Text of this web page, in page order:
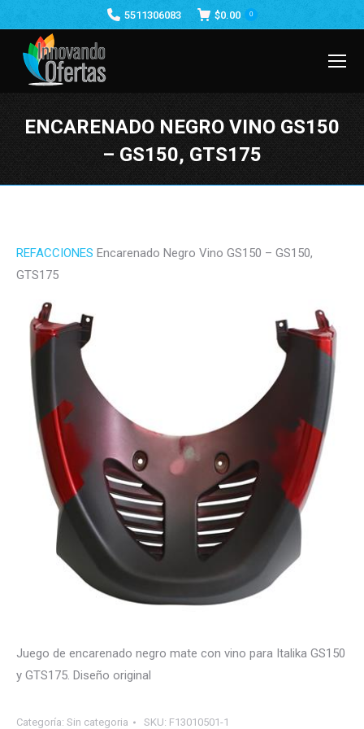
5511306083 $0.00 0
ENCARENADO NEGRO VINO GS150
– GS150, GTS175
REFACCIONES Encarenado Negro Vino GS150 – GS150,
GTS175
Juego de encarenado negro mate con vino para Italika GS150
y GTS175. Diseño original
Categoría: Sin categoria SKU: F13010501-1